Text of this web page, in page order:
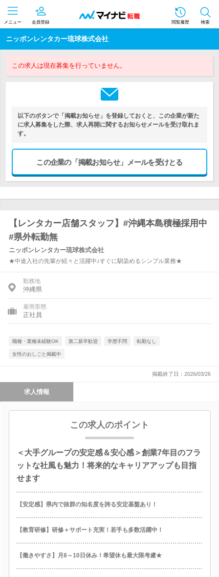
メニュー 会員登録 閲覧履歴 検索
ニッポンレンタカー琉球株式会社
この求人は現在募集を行っていません。
以下のボタンで「掲載お知らせ」を登録しておくと、この企業が新た
に求人募集をした際、求人再開に関するお知らせメールを受け取れま
す。
この企業の「掲載お知らせ」メールを受けとる
【レンタカー店舗スタッフ】#沖縄本島積極採用中
#県外転勤無
ニッポンレンタカー琉球株式会社
★中途入社の先輩が続々と活躍中♪すぐに馴染めるシンプル業務★
勤務地
沖縄県
雇用形態
正社員
職種・業種未経験OK 第二新卒歓迎 学歴不問 転勤なし
女性のおしごと掲載中
掲載終了日：2026/03/26
求人情報
この求人のポイント
＜大手グループの安定感＆安心感＞創業7年目のフラ
ットな社風も魅力！将来的なキャリアアップも目指
せます
【安定感】県内で抜群の知名度を誇る安定基盤あり！
【教育研修】研修＋サポート充実！若手も多数活躍中！
【働きやすさ】月8～10日休み！希望休も最大限考慮★